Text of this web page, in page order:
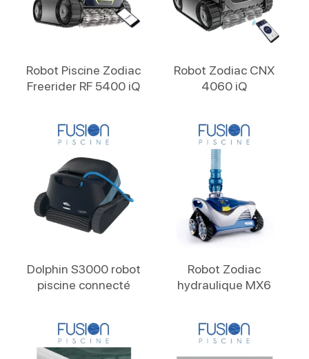
Robot Piscine Zodiac
Freerider RF 5400 iQ
Robot Zodiac CNX
4060 iQ
Dolphin S3000 robot
piscine connecté
Robot Zodiac
hydraulique MX6